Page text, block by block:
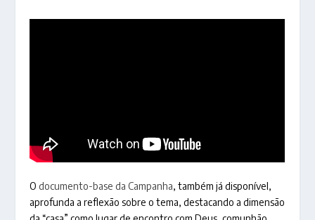
Odocumento-base da Campanha, também já disponível,
aprofunda a reflexão sobre o tema, destacando a dimensão